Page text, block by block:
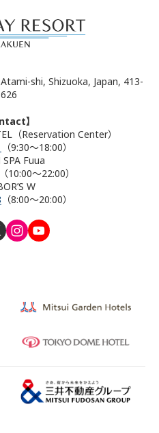
shi, Shizuoka, Japan, 413-
】
（Reservation Center）
（9:30～18:00）
SPA Fuua
（10:00～22:00）
W
（8:00～20:00）